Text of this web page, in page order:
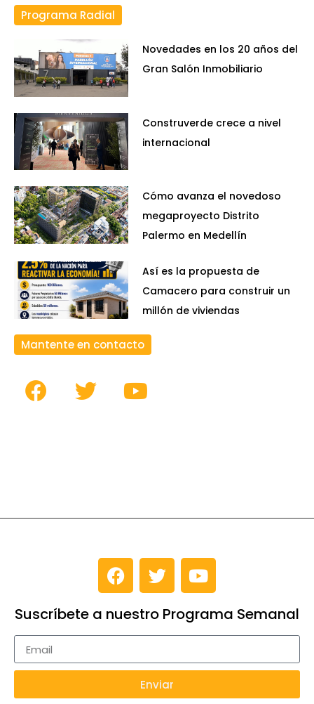
Programa Radial
Novedades en los 20 años del
Gran Salón Inmobiliario
Construverde crece a nivel
internacional
Cómo avanza el novedoso
megaproyecto Distrito
Palermo en Medellín
Así es la propuesta de
Camacero para construir un
millón de viviendas
Mantente en contacto
Suscríbete a nuestro Programa Semanal
Enviar